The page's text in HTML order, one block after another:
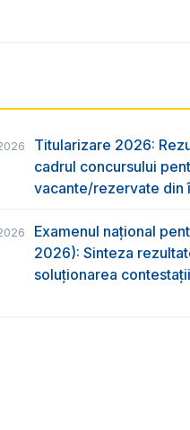
Titularizare 2026:
cadrul concursului
vacante/rezervate din
Examenul național
2026): Sinteza
soluționarea